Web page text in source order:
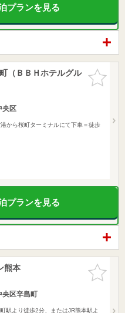
プランを見る
お気に入
りに追加
（ＢＢＨホテルグル
央区
から桜町ターミナルにて下車＝徒歩
プランを見る
お気に入
りに追加
熊本
央区辛島町
駅より徒歩2分、またはJR熊本駅よ